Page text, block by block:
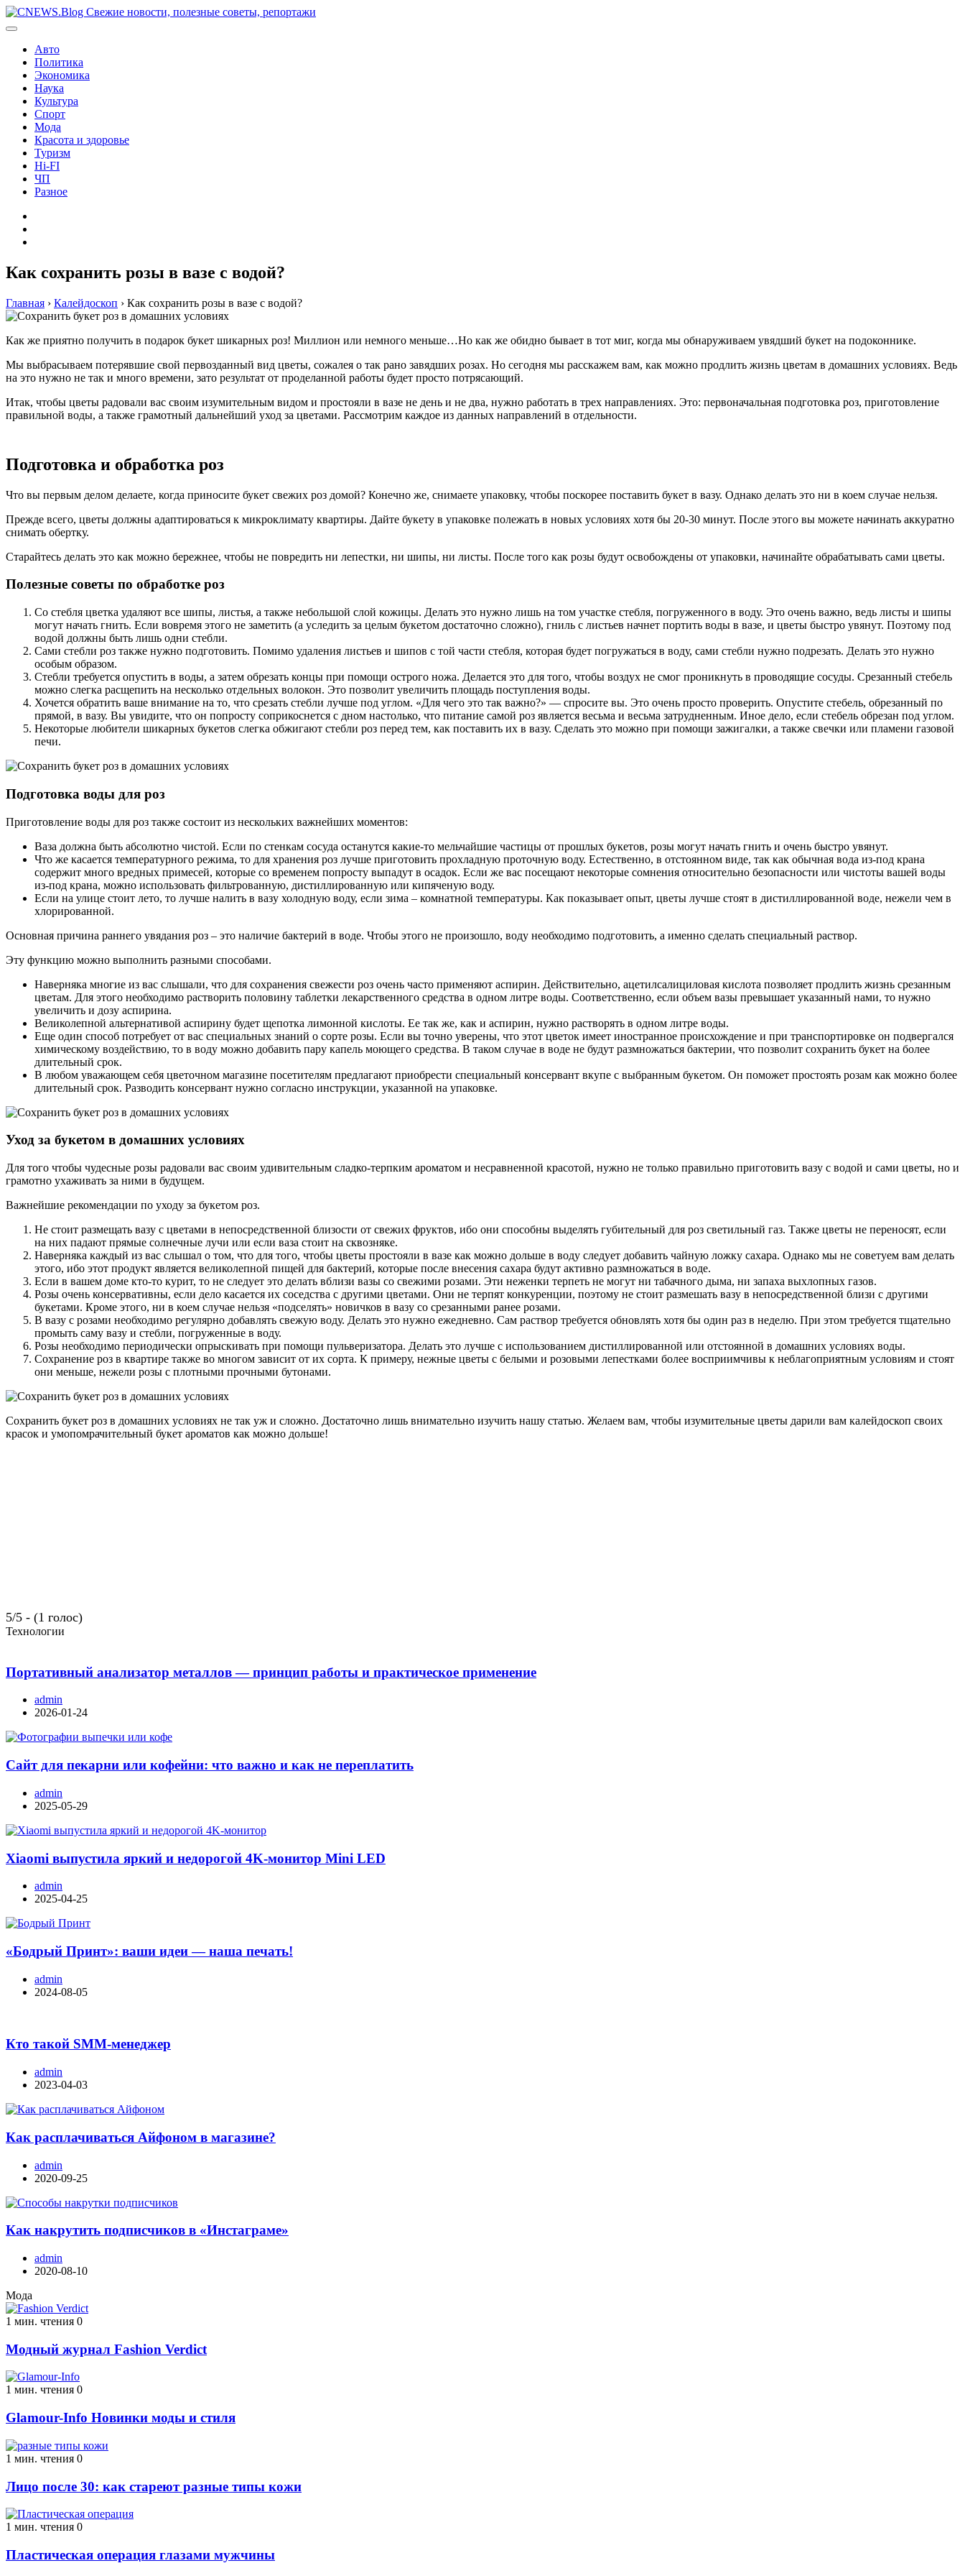
Перейти
к
Авто
Политика
Экономика
Наука
Культура
Спорт
Мода
Красота и здоровье
Туризм
Hi-FI
ЧП
Разное
Как сохранить розы в вазе с водой?
Главная › Калейдоскоп › Как сохранить розы в вазе с водой?
Как же приятно получить в подарок букет шикарных роз! Миллион или немного меньше…Но как же обидно бывает в тот миг, когда мы обнаруживаем увядший букет на подоконнике.
Мы выбрасываем потерявшие свой первозданный вид цветы, сожалея о так рано завядших розах. Но сегодня мы расскажем вам, как можно продлить жизнь цветам в домашних условиях. Ведь
на это нужно не так и много времени, зато результат от проделанной работы будет просто потрясающий.
Итак, чтобы цветы радовали вас своим изумительным видом и простояли в вазе не день и не два, нужно работать в трех направлениях. Это: первоначальная подготовка роз, приготовление
правильной воды, а также грамотный дальнейший уход за цветами. Рассмотрим каждое из данных направлений в отдельности.
Подготовка и обработка роз
Что вы первым делом делаете, когда приносите букет свежих роз домой? Конечно же, снимаете упаковку, чтобы поскорее поставить букет в вазу. Однако делать это ни в коем случае нельзя.
Прежде всего, цветы должны адаптироваться к микроклимату квартиры. Дайте букету в упаковке полежать в новых условиях хотя бы 20-30 минут. После этого вы можете начинать аккуратно
снимать обертку.
Старайтесь делать это как можно бережнее, чтобы не повредить ни лепестки, ни шипы, ни листы. После того как розы будут освобождены от упаковки, начинайте обрабатывать сами цветы.
Полезные советы по обработке роз
Со стебля цветка удаляют все шипы, листья, а также небольшой слой кожицы. Делать это нужно лишь на том участке стебля, погруженного в воду. Это очень важно, ведь листы и шипы
могут начать гнить. Если вовремя этого не заметить (а уследить за целым букетом достаточно сложно), гниль с листьев начнет портить воды в вазе, и цветы быстро увянут. Поэтому под
водой должны быть лишь одни стебли.
Сами стебли роз также нужно подготовить. Помимо удаления листьев и шипов с той части стебля, которая будет погружаться в воду, сами стебли нужно подрезать. Делать это нужно
особым образом.
Стебли требуется опустить в воды, а затем обрезать концы при помощи острого ножа. Делается это для того, чтобы воздух не смог проникнуть в проводящие сосуды. Срезанный стебель
можно слегка расщепить на несколько отдельных волокон. Это позволит увеличить площадь поступления воды.
Хочется обратить ваше внимание на то, что срезать стебли лучше под углом. «Для чего это так важно?» — спросите вы. Это очень просто проверить. Опустите стебель, обрезанный по
прямой, в вазу. Вы увидите, что он попросту соприкоснется с дном настолько, что питание самой роз является весьма и весьма затрудненным. Иное дело, если стебель обрезан под углом.
Некоторые любители шикарных букетов слегка обжигают стебли роз перед тем, как поставить их в вазу. Сделать это можно при помощи зажигалки, а также свечки или пламени газовой
печи.
Подготовка воды для роз
Приготовление воды для роз также состоит из нескольких важнейших моментов:
Ваза должна быть абсолютно чистой. Если по стенкам сосуда останутся какие-то мельчайшие частицы от прошлых букетов, розы могут начать гнить и очень быстро увянут.
Что же касается температурного режима, то для хранения роз лучше приготовить прохладную проточную воду. Естественно, в отстоянном виде, так как обычная вода из-под крана
содержит много вредных примесей, которые со временем попросту выпадут в осадок. Если же вас посещают некоторые сомнения относительно безопасности или чистоты вашей воды
из-под крана, можно использовать фильтрованную, дистиллированную или кипяченую воду.
Если на улице стоит лето, то лучше налить в вазу холодную воду, если зима – комнатной температуры. Как показывает опыт, цветы лучше стоят в дистиллированной воде, нежели чем в
хлорированной.
Основная причина раннего увядания роз – это наличие бактерий в воде. Чтобы этого не произошло, воду необходимо подготовить, а именно сделать специальный раствор.
Эту функцию можно выполнить разными способами.
Наверняка многие из вас слышали, что для сохранения свежести роз очень часто применяют аспирин. Действительно, ацетилсалициловая кислота позволяет продлить жизнь срезанным
цветам. Для этого необходимо растворить половину таблетки лекарственного средства в одном литре воды. Соответственно, если объем вазы превышает указанный нами, то нужно
увеличить и дозу аспирина.
Великолепной альтернативой аспирину будет щепотка лимонной кислоты. Ее так же, как и аспирин, нужно растворять в одном литре воды.
Еще один способ потребует от вас специальных знаний о сорте розы. Если вы точно уверены, что этот цветок имеет иностранное происхождение и при транспортировке он подвергался
химическому воздействию, то в воду можно добавить пару капель моющего средства. В таком случае в воде не будут размножаться бактерии, что позволит сохранить букет на более
длительный срок.
В любом уважающем себя цветочном магазине посетителям предлагают приобрести специальный консервант вкупе с выбранным букетом. Он поможет простоять розам как можно более
длительный срок. Разводить консервант нужно согласно инструкции, указанной на упаковке.
Уход за букетом в домашних условиях
Для того чтобы чудесные розы радовали вас своим удивительным сладко-терпким ароматом и несравненной красотой, нужно не только правильно приготовить вазу с водой и сами цветы, но и
грамотно ухаживать за ними в будущем.
Важнейшие рекомендации по уходу за букетом роз.
Не стоит размещать вазу с цветами в непосредственной близости от свежих фруктов, ибо они способны выделять губительный для роз светильный газ. Также цветы не переносят, если
на них падают прямые солнечные лучи или если ваза стоит на сквозняке.
Наверняка каждый из вас слышал о том, что для того, чтобы цветы простояли в вазе как можно дольше в воду следует добавить чайную ложку сахара. Однако мы не советуем вам делать
этого, ибо этот продукт является великолепной пищей для бактерий, которые после внесения сахара будут активно размножаться в воде.
Если в вашем доме кто-то курит, то не следует это делать вблизи вазы со свежими розами. Эти неженки терпеть не могут ни табачного дыма, ни запаха выхлопных газов.
Розы очень консервативны, если дело касается их соседства с другими цветами. Они не терпят конкуренции, поэтому не стоит размешать вазу в непосредственной близи с другими
букетами. Кроме этого, ни в коем случае нельзя «подселять» новичков в вазу со срезанными ранее розами.
В вазу с розами необходимо регулярно добавлять свежую воду. Делать это нужно ежедневно. Сам раствор требуется обновлять хотя бы один раз в неделю. При этом требуется тщательно
промыть саму вазу и стебли, погруженные в воду.
Розы необходимо периодически опрыскивать при помощи пульверизатора. Делать это лучше с использованием дистиллированной или отстоянной в домашних условиях воды.
Сохранение роз в квартире также во многом зависит от их сорта. К примеру, нежные цветы с белыми и розовыми лепестками более восприимчивы к неблагоприятным условиям и стоят
они меньше, нежели розы с плотными прочными бутонами.
Сохранить букет роз в домашних условиях не так уж и сложно. Достаточно лишь внимательно изучить нашу статью. Желаем вам, чтобы изумительные цветы дарили вам калейдоскоп своих
красок и умопомрачительный букет ароматов как можно дольше!
5/5 - (1 голос)
Технологии
Портативный анализатор металлов — принцип работы и практическое применение
admin
2026-01-24
Сайт для пекарни или кофейни: что важно и как не переплатить
admin
2025-05-29
Xiaomi выпустила яркий и недорогой 4K-монитор Mini LED
admin
2025-04-25
«Бодрый Принт»: ваши идеи — наша печать!
admin
2024-08-05
Кто такой SMM-менеджер
admin
2023-04-03
Как расплачиваться Айфоном в магазине?
admin
2020-09-25
Как накрутить подписчиков в «Инстаграме»
admin
2020-08-10
Мода
1 мин. чтения 0
Модный журнал Fashion Verdict
1 мин. чтения 0
Glamour-Info Новинки моды и стиля
1 мин. чтения 0
Лицо после 30: как стареют разные типы кожи
1 мин. чтения 0
Пластическая операция глазами мужчины